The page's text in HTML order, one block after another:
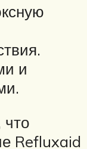
и
что
Refluxaid